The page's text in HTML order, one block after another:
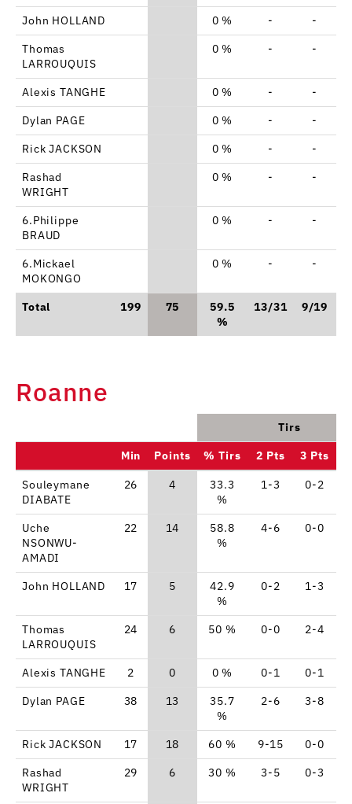
John HOLLAND 0 % -
-
Thomas
LARROUQUIS
0 % - -
Alexis TANGHE 0 % -
-
Dylan PAGE
0 % -
-
Rick JACKSON
0 % -
-
Rashad
WRIGHT
0 % - -
6.Philippe
BRAUD
0 % - -
6.Mickael
MOKONGO
0 % - -
Total 199 75
59.5
%
13/31 9/19
Roanne
Tirs
Min
Points % Tirs 2 Pts 3 Pts
Souleymane
DIABATE
26 4
33.3
%
1-3 0-2
Uche
NSONWU-
AMADI
22 14
58.8
%
4-6 0-0
John HOLLAND 17 5
42.9
%
0-2 1-3
Thomas
LARROUQUIS
24 6 50 % 0-0 2-4
Alexis TANGHE 2 0 0 % 0-1 0-1
Dylan PAGE
38 13
35.7
%
2-6 3-8
Rick JACKSON 17 18 60 % 9-15 0-0
Rashad
WRIGHT
29 6 30 % 3-5 0-3